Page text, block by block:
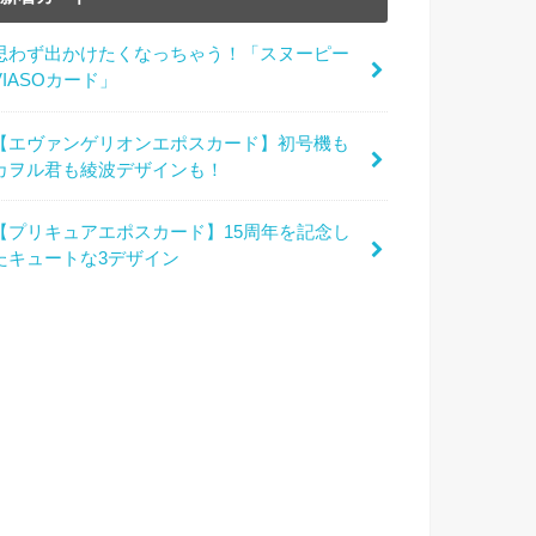
わず出かけたくなっちゃう！「スヌーピー
カード」
エヴァンゲリオンエポスカード】初号機も
ヲル君も綾波デザインも！
プリキュアエポスカード】15周年を記念し
キュートな3デザイン